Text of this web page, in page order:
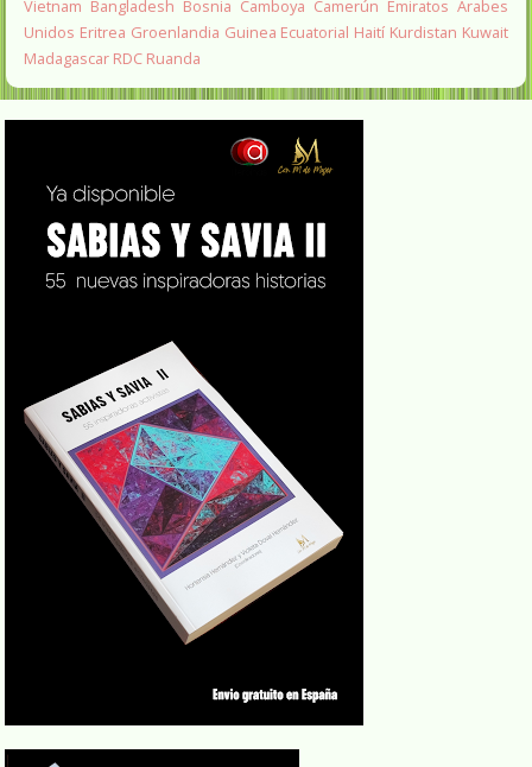
Vietnam Bangladesh Bosnia Camboya Camerún Emiratos Arabes
Unidos Eritrea Groenlandia Guinea Ecuatorial Haití Kurdistan Kuwait
Madagascar RDC Ruanda